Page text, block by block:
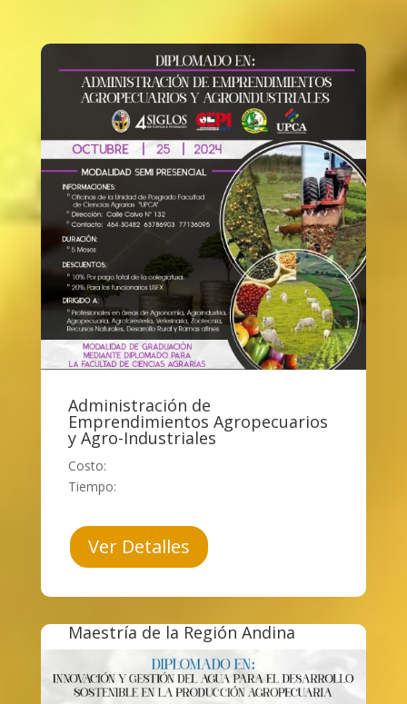
Administración de
Emprendimientos Agropecuarios
y Agro-Industriales
Costo:
Tiempo:
Ver Detalles
Maestría de la Región Andina